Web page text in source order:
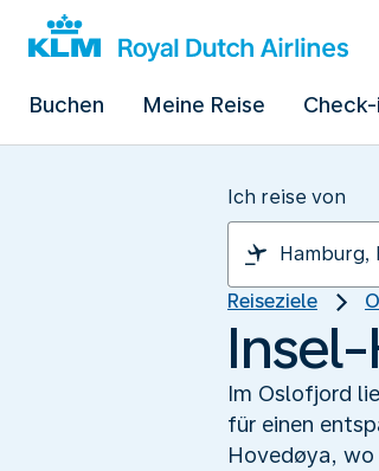
Buchen Meine Reise Check-
Ich reise von
Reiseziele
Im Oslofjord
für einen
Hovedøya, wo